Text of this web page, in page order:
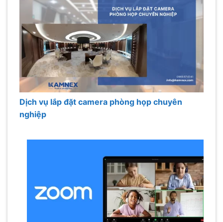
Dịch vụ lắp đặt camera phòng họp chuyên
nghiệp